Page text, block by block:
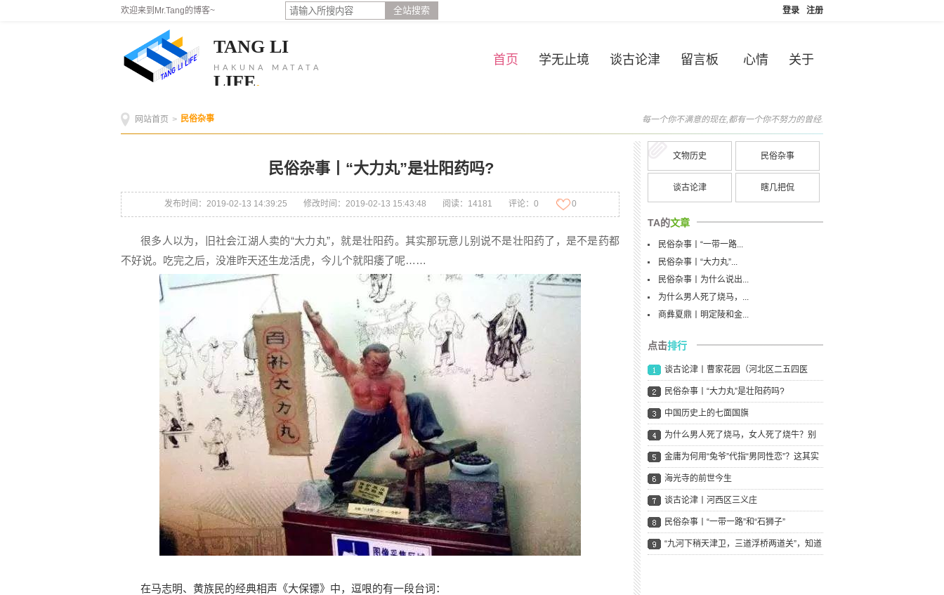
欢迎来到Mr.Tang的博客~ 全站搜索 注册
登录
TANG LI
LIFE.
HAKUNA MATATA
首页 学无止境 谈古论津 留言板 心情 关于
每一个你不满意的现在,都有一个你不努力的曾经.
网站首页 > 民俗杂事
民俗杂事丨“大力丸”是壮阳药吗?
发布时间：2019-02-13 14:39:25 修改时间：2019-02-13 15:43:48 阅读：14181 评论：0 0
很多人以为，旧社会江湖人卖的“大力丸”，就是壮阳药。其实那玩意儿别说不是壮阳药了，是不是药都
不好说。吃完之后，没准昨天还生龙活虎，今儿个就阳痿了呢……
在马志明、黄族民的经典相声《大保镖》中，逗哏的有一段台词：
文物历史 民俗杂事
谈古论津 瞎几把侃
TA的文章
民俗杂事丨“一带一路...
民俗杂事丨“大力丸”...
民俗杂事丨为什么说出...
为什么男人死了烧马，...
商彝夏鼎丨明定陵和金...
点击排行
谈古论津丨曹家花园（河北区二五四医
院），曾经的“天
民俗杂事丨“大力丸”是壮阳药吗?
中国历史上的七面国旗
为什么男人死了烧马，女人死了烧牛？别
怕，文末有段子
金庸为何用“兔爷”代指“男同性恋”？这其实
是个BU
海光寺的前世今生
谈古论津丨河西区三义庄
民俗杂事丨“一带一路”和“石狮子”
“九河下稍天津卫，三道浮桥两道关”，知道